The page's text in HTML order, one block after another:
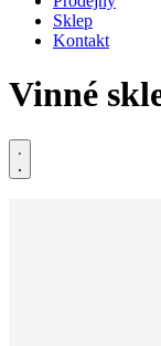
Sklep
Kontakt
Vinné